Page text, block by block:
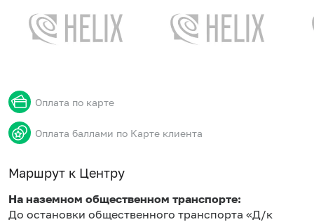
Оплата по карте
Оплата баллами по Карте клиента
Маршрут к Центру
На наземном общественном транспорте:
До остановки общественного транспорта «Д/к